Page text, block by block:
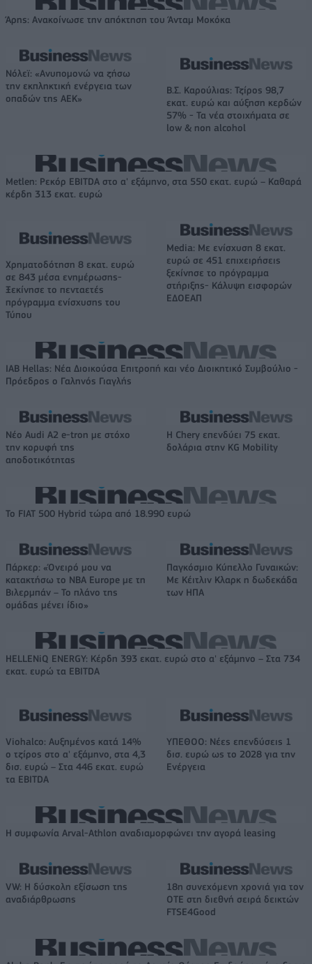
Άρης: Ανακοίνωσε την απόκτηση του Άνταμ Μοκόκα
Νόλεϊ: «Ανυπομονώ να ζήσω
την εκπληκτική ενέργεια των
οπαδών της ΑΕΚ»
Β.Σ. Καρούλιας: Τζίρος 98,7
εκατ. ευρώ και αύξηση κερδών
57% - Τα νέα στοιχήματα σε
low & non alcohol
Metlen: Ρεκόρ EBITDA στο α' εξάμηνο, στα 550 εκατ. ευρώ – Καθαρά
κέρδη 313 εκατ. ευρώ
Χρηματοδότηση 8 εκατ. ευρώ
σε 843 μέσα ενημέρωσης-
Ξεκίνησε το πενταετές
πρόγραμμα ενίσχυσης του
Τύπου
Media: Με ενίσχυση 8 εκατ.
ευρώ σε 451 επιχειρήσεις
ξεκίνησε το πρόγραμμα
στήριξης- Κάλυψη εισφορών
ΕΔΟΕΑΠ
IAB Hellas: Νέα Διοικούσα Επιτροπή και νέο Διοικητικό Συμβούλιο -
Πρόεδρος ο Γαληνός Γιαγλής
Νέο Audi A2 e-tron με στόχο
την κορυφή της
αποδοτικότητας
Η Chery επενδύει 75 εκατ.
δολάρια στην KG Mobility
Το FIAT 500 Hybrid τώρα από 18.990 ευρώ
Πάρκερ: «Όνειρό μου να
κατακτήσω το ΝΒΑ Europe με τη
Βιλερμπάν – Το πλάνο της
ομάδας μένει ίδιο»
Παγκόσμιο Κύπελλο Γυναικών:
Με Κέιτλιν Κλαρκ η δωδεκάδα
των ΗΠΑ
HELLENiQ ENERGY: Κέρδη 393 εκατ. ευρώ στο α' εξάμηνο – Στα 734
εκατ. ευρώ τα EBITDA
Viohalco: Αυξημένος κατά 14%
ο τζίρος στο α' εξάμηνο, στα 4,3
δισ. ευρώ – Στα 446 εκατ. ευρώ
τα EBITDA
ΥΠΕΘΟΟ: Νέες επενδύσεις 1
δισ. ευρώ ως το 2028 για την
Ενέργεια
Η συμφωνία Arval-Athlon αναδιαμορφώνει την αγορά leasing
VW: Η δύσκολη εξίσωση της
αναδιάρθρωσης
18η συνεχόμενη χρονιά για τον
ΟΤΕ στη διεθνή σειρά δεικτών
FTSE4Good